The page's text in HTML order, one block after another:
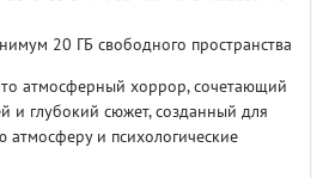
20 ГБ свободного пространства
атмосферный хоррор, сочетающий
и глубокий сюжет, созданный для
атмосферу и психологические